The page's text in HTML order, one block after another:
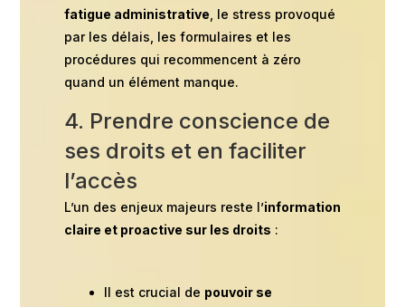
fatigue administrative , le stress provoqué
par les délais, les formulaires et les
procédures qui recommencent à zéro
quand un élément manque.
4. Prendre conscience de
ses droits et en faciliter
l’accès
L’un des enjeux majeurs reste l’information
claire et proactive sur les droits :
Il est crucial de pouvoir se